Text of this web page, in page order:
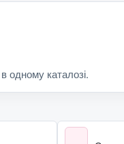
в одному каталозі.